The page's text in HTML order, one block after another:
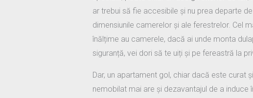
ar trebui să fie accesibile și nu prea departe
dimensiunile camerelor și ale ferestrelor. Cel
înălțime au camerele, dacă ai unde monta
siguranță, vei dori să te uiți și pe fereastră la
Dar, un apartament gol, chiar dacă este
nemobilat mai are și dezavantajul de a